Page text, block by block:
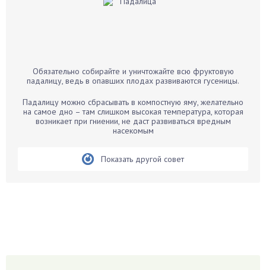
Бархатцы
Белые грибы
Обязательно собирайте и уничтожайте всю фруктовую
падалицу, ведь в опавших плодах развиваются гусеницы.
Падалицу можно сбрасывать в компостную яму, желательно
на самое дно – там слишком высокая температура, которая
возникает при гниении, не даст развиваться вредным
насекомым
Показать другой совет